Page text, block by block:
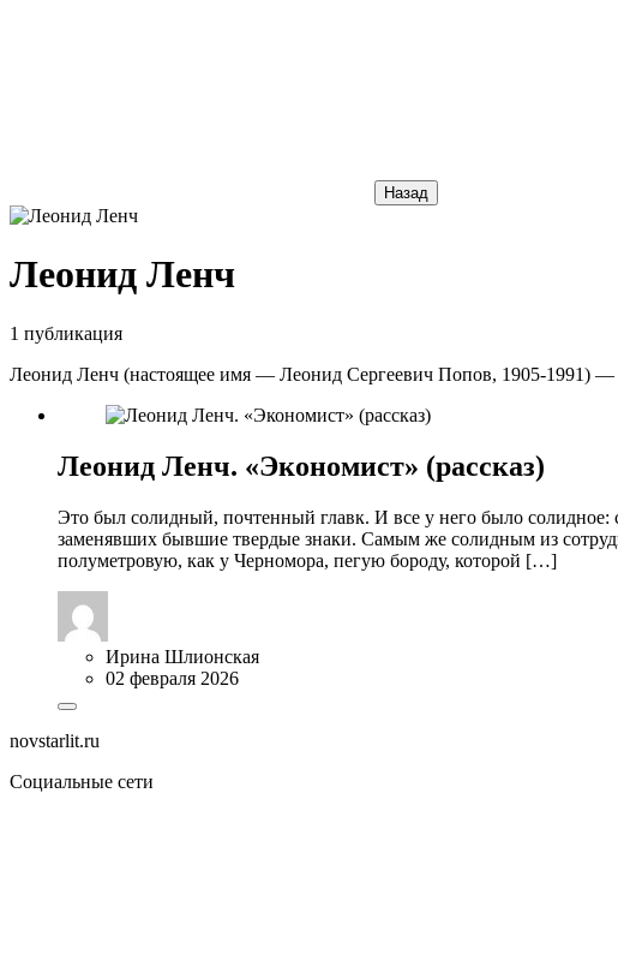
Назад
Леонид Ленч
1 публикация
Леонид Ленч (настоящее имя — Леонид Сергеевич Попов, 1905-1991) —
Леонид Ленч. «Экономист» (рассказ)
Это был солидный, почтенный главк. И все у него было солидное:
заменявших бывшие твердые знаки. Самым же солидным из
полуметровую, как у Черномора, пегую бороду, которой […]
Ирина Шлионская
02 февраля 2026
novstarlit.ru
Социальные сети